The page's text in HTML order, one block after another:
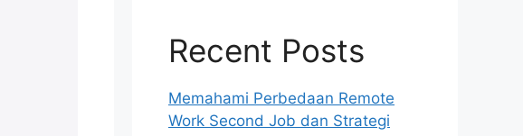
Recent Posts
Memahami Perbedaan Remote
Work Second Job dan Strategi